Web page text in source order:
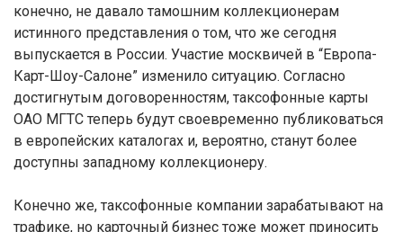
конечно, не давало тамошним коллекционерам
истинного представления о том, что же сегодня
выпускается в России. Участие москвичей в “Европа-
Карт-Шоу-Салоне” изменило ситуацию. Согласно
достигнутым договоренностям, таксофонные карты
ОАО МГТС теперь будут своевременно публиковаться
в европейских каталогах и, вероятно, станут более
доступны западному коллекционеру.
Конечно же, таксофонные компании зарабатывают на
трафике, но карточный бизнес тоже может приносить